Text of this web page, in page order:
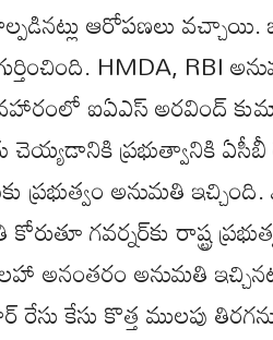
ఆరోపణలు వచ్చాయి.
HMDA, RBI
ఐఏఎస్ అరవింద్
ప్రభుత్వానికి
ప్రభుత్వం అనుమతి
గవర్నర్‌కు రాష్ట్ర
అనంతరం అనుమతి
కేసు కొత్త ములపు